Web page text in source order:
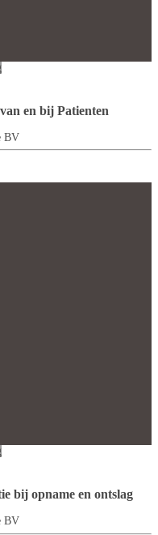
en bij Patienten
BV
bij opname en ontslag
BV